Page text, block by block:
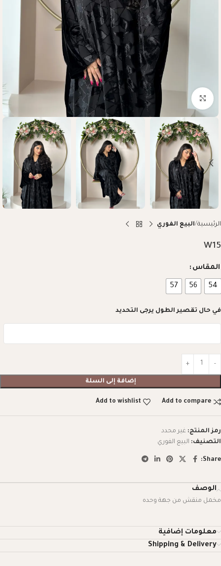
Click to enlarge
الرئيسية البيع الفوري
W15
المقاس
54
56
57
في حال تقصير الطول يرجى التحديد
إضافة إلى السلة
Add to compare
Add to wishlist
رمز المنتج: غير محدد
التصنيف: البيع الفوري
Share:
الوصف
مخمل منقش من جهة وحده
معلومات إضافية
Shipping & Delivery